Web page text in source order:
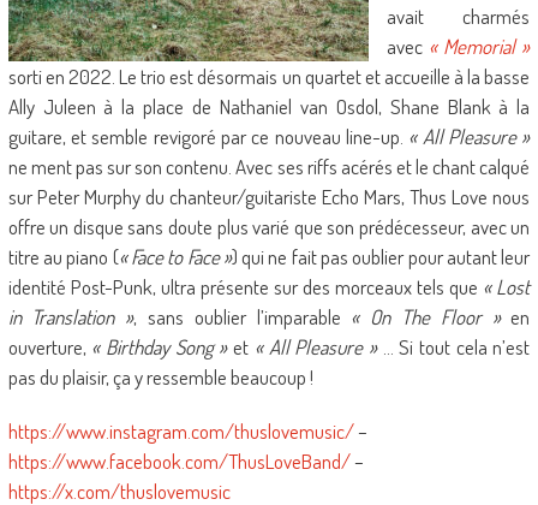
avait charmés
avec « Memorial »
sorti en 2022. Le trio est désormais un quartet et accueille à la basse
Ally Juleen à la place de Nathaniel van Osdol, Shane Blank à la
guitare, et semble revigoré par ce nouveau line-up. « All Pleasure »
ne ment pas sur son contenu. Avec ses riffs acérés et le chant calqué
sur Peter Murphy du chanteur/guitariste Echo Mars, Thus Love nous
offre un disque sans doute plus varié que son prédécesseur, avec un
titre au piano (« Face to Face ») qui ne fait pas oublier pour autant leur
identité Post-Punk, ultra présente sur des morceaux tels que « Lost
in Translation », sans oublier l’imparable « On The Floor »en
ouverture, « Birthday Song »et « All Pleasure »… Si tout cela n’est
pas du plaisir, ça y ressemble beaucoup !
https://www.instagram.com/thuslovemusic/–
https://www.facebook.com/ThusLoveBand/–
https://x.com/thuslovemusic